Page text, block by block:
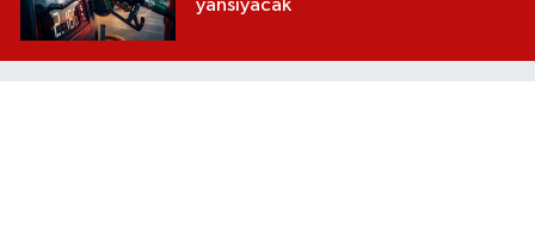
yansıyacak